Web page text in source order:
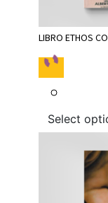
LIBRO ETHOS
Select